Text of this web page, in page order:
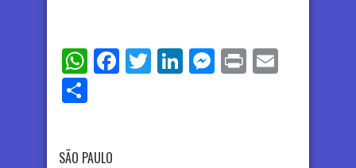
WhatsApp
Facebook
TwitterLinkedIn
Messenger
Print
SÃO PAULO